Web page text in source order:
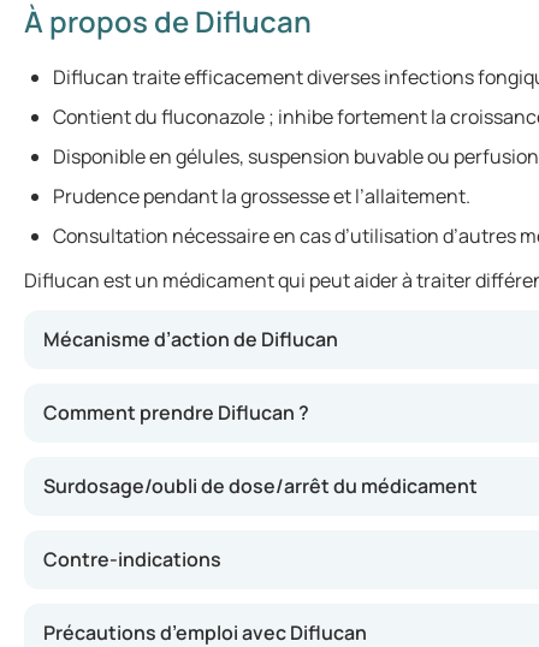
À propos de Diflucan
Diflucan traite efficacement diverses infections
Contient du fluconazole ; inhibe fortement la
Disponible en gélules, suspension buvable ou
Prudence pendant la grossesse et l’allaitement.
Consultation nécessaire en cas d’utilisation d’autres
Diflucan est un médicament qui peut aider à traiter
Mécanisme d’action de Diflucan
Comment prendre Diflucan ?
Surdosage/oubli de dose/arrêt du médicament
Contre-indications
Précautions d’emploi avec Diflucan